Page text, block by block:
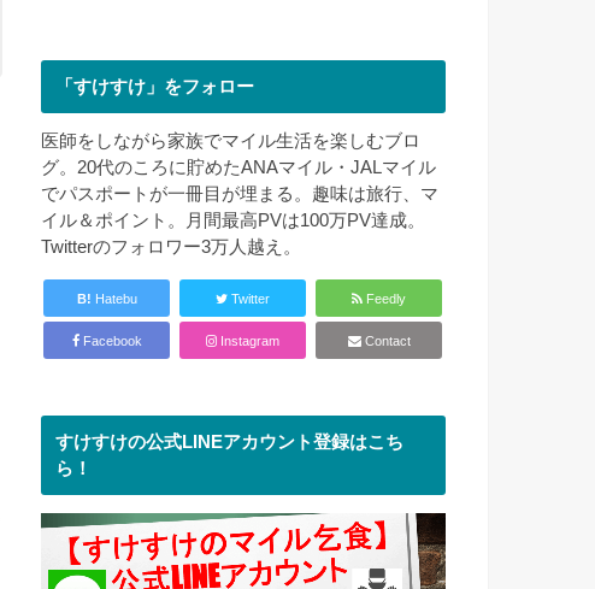
「すけすけ」をフォロー
医師をしながら家族でマイル生活を楽しむブロ
グ。20代のころに貯めたANAマイル・JALマイル
でパスポートが一冊目が埋まる。趣味は旅行、マ
イル＆ポイント。月間最高PVは100万PV達成。
Twitterのフォロワー3万人越え。
B! Hatebu Twitter Feedly
Facebook Instagram Contact
すけすけの公式LINEアカウント登録はこち
ら！